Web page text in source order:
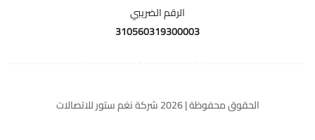
الرقم الضريبي
310560319300003
الحقوق محفوظة | 2026 شركة نغم ستور للاتصالات